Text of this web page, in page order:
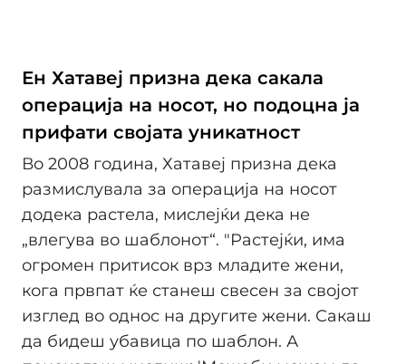
Ен Хатавеј призна дека сакала
операција на носот, но подоцна ја
прифати својата уникатност
Во 2008 година, Хатавеј призна дека
размислувала за операција на носот
додека растела, мислејќи дека не
„влегува во шаблонот“. "Растејќи, има
огромен притисок врз младите жени,
кога првпат ќе станеш свесен за својот
изглед во однос на другите жени. Сакаш
да бидеш убавица по шаблон. А